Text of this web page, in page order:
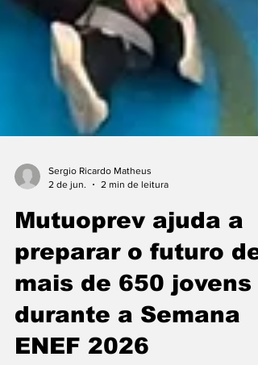
Sergio Ricardo Matheus
2 de jun.
2 min de leitura
Mutuoprev ajuda a
preparar o futuro de
mais de 650 jovens
durante a Semana